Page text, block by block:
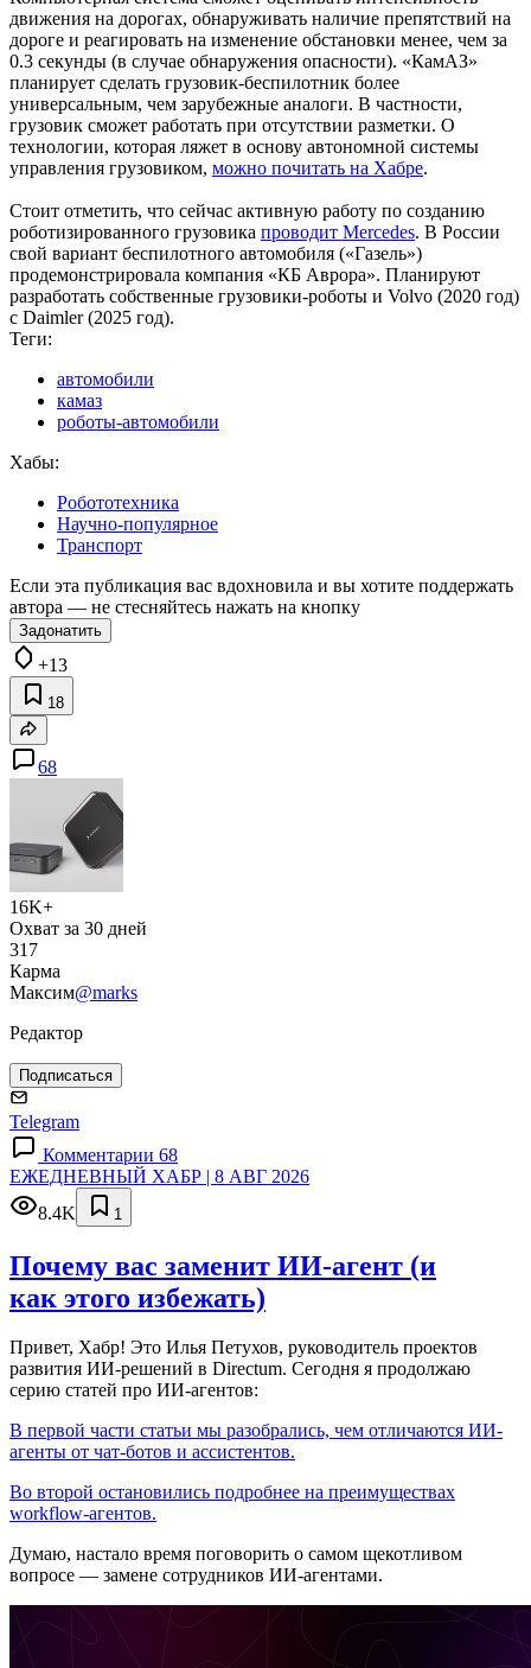
движения на дорогах, обнаруживать наличие препятствий на
дороге и реагировать на изменение обстановки менее, чем за
0.3 секунды (в случае обнаружения опасности). «КамАЗ»
планирует сделать грузовик-беспилотник более
универсальным, чем зарубежные аналоги. В частности,
грузовик сможет работать при отсутствии разметки. О
технологии, которая ляжет в основу автономной системы
управления грузовиком, можно почитать на Хабре.
Стоит отметить, что сейчас активную работу по созданию
роботизированного грузовика проводит Mercedes. В России
свой вариант беспилотного автомобиля («Газель»)
продемонстрировала компания «КБ Аврора». Планируют
разработать собственные грузовики-роботы и Volvo (2020 год)
с Daimler (2025 год).
Теги:
автомобили
камаз
роботы-автомобили
Хабы:
Робототехника
Научно-популярное
Транспорт
Если эта публикация вас вдохновила и вы хотите поддержать
автора — не стесняйтесь нажать на кнопку
Задонатить
+13
18
68
16K+
Охват за 30 дней
317
Карма
Максим@marks
Редактор
Подписаться
Telegram
Комментарии 68
ЕЖЕДНЕВНЫЙ ХАБР | 8 АВГ 2026
8.4K
1
Почему вас заменит ИИ‑агент (и
как этого избежать)
Привет, Хабр! Это Илья Петухов, руководитель проектов
развития ИИ-решений в Directum. Сегодня я продолжаю
серию статей про ИИ-агентов:
В первой части статьи мы разобрались, чем отличаются ИИ-
агенты от чат-ботов и ассистентов.
Во второй остановились подробнее на преимуществах
workflow-агентов.
Думаю, настало время поговорить о самом щекотливом
вопросе — замене сотрудников ИИ-агентами.